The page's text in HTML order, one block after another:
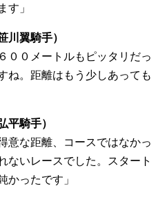
す」
翼騎手）
００メートルもピッタリだっ
ね。距離はもう少しあっても
騎手）
意な距離、コースではなかっ
ないレースでした。スタート
かったです」